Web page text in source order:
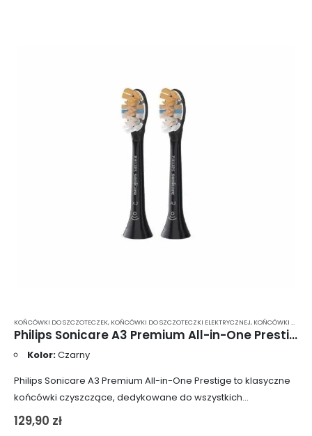
KOŃCÓWKI DO SZCZOTECZEK, KOŃCÓWKI DO SZCZOTECZKI ELEKTRYCZNEJ, KOŃCÓWKI DO SZCZOTECZKI ELEKTRYCZNEJ PHILIPS SONICARE
Philips Sonicare A3 Premium All-in-One Prestige – standardowe końcówki do szczoteczki sonicznej w kolorze czarnym 2 szt. (HX9092/11)
Kolor:Czarny
Philips Sonicare A3 Premium All-in-One Prestige to klasyczne
końcówki czyszczące, dedykowane do wszystkich
szczoteczek sonicznych Philips Sonicare. Ich miękkie i
129,90 zł